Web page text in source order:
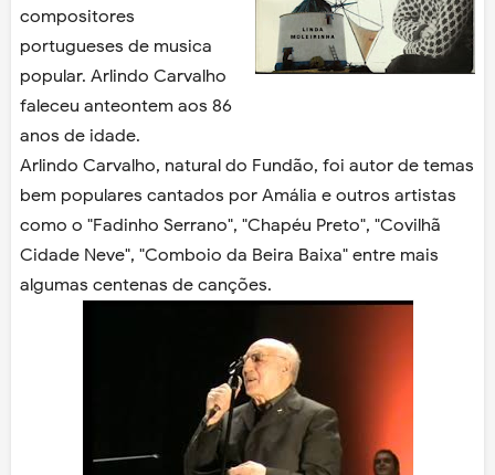
compositores
portugueses de musica
popular. Arlindo Carvalho
faleceu anteontem aos 86
anos de idade.
Arlindo Carvalho, natural do Fundão, foi autor de temas
bem populares cantados por Amália e outros artistas
como o "Fadinho Serrano", "Chapéu Preto", "Covilhã
Cidade Neve", "Comboio da Beira Baixa" entre mais
algumas centenas de canções.